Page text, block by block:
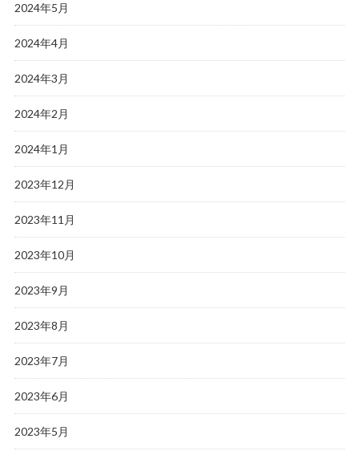
2024年5月
2024年4月
2024年3月
2024年2月
2024年1月
2023年12月
2023年11月
2023年10月
2023年9月
2023年8月
2023年7月
2023年6月
2023年5月